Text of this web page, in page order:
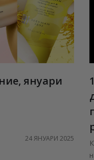
януари
24 ЯНУАРИ 2025